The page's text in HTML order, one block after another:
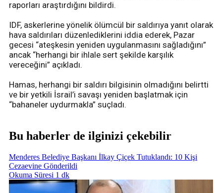
raporları araştırdığını bildirdi.
IDF, askerlerine yönelik ölümcül bir saldırıya yanıt olarak
hava saldırıları düzenlediklerini iddia ederek, Pazar
gecesi “ateşkesin yeniden uygulanmasını sağladığını”
ancak “herhangi bir ihlale sert şekilde karşılık
vereceğini” açıkladı.
Hamas, herhangi bir saldırı bilgisinin olmadığını belirtti
ve bir yetkili İsrail’i savaşı yeniden başlatmak için
“bahaneler uydurmakla” suçladı.
Bu haberler de ilginizi çekebilir
Menderes Belediye Başkanı İlkay Çiçek Tutuklandı: 10 Kişi
Cezaevine Gönderildi
Okuma Süresi 1 dk